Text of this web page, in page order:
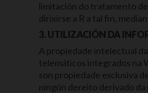
limitación do tratamento
dirixirse a R a tal fin,
3. UTILIZACIÓN DA
A propiedade intelectual
telemáticos integrados na
son propiedade exclusiva
ningún dereito derivado